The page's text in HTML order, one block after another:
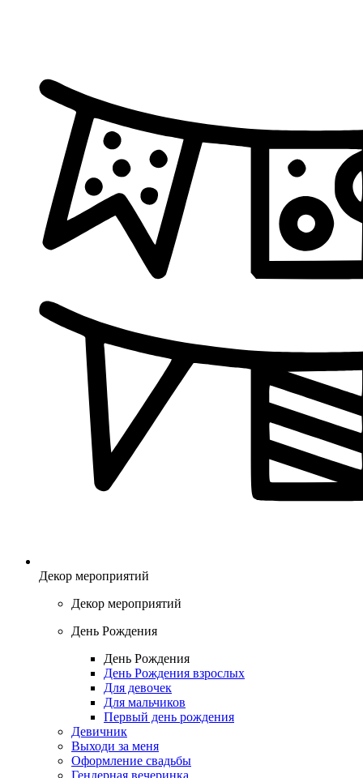
Декор мероприятий
Декор мероприятий
День Рождения
День Рождения
День Рождения взрослых
Для девочек
Для мальчиков
Первый день рождения
Девичник
Выходи за меня
Оформление свадьбы